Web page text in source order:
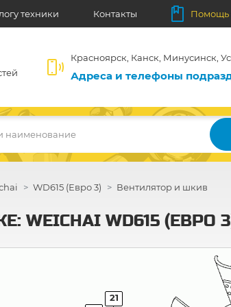
техники Контакты Помощь
Красноярск, Канск, Минусинск,
Адреса и телефоны
наименование
WD615 (Евро 3) Вентилятор и шкив
WEICHAI WD615
21